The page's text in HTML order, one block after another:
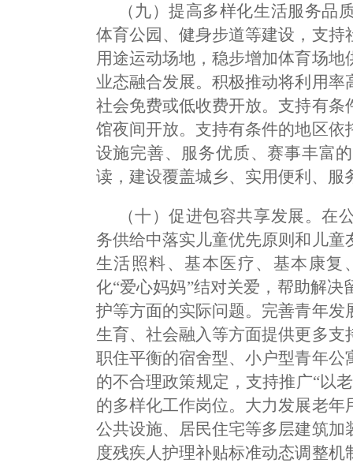
（九）提高多样化生活服务品
体育公园、健身步道等建设，支
用途运动场地，稳步增加体育场
业态融合发展。积极推动将利用
社会免费或低收费开放。支持有
馆夜间开放。支持有条件的地区
设施完善、服务优质、赛事丰富
读，建设覆盖城乡、实用便利、服
（十）促进包容共享发展。在
务供给中落实儿童优先原则和儿
生活照料、基本医疗、基本康
化“爱心妈妈”结对关爱，帮助解
护等方面的实际问题。完善青年
生育、社会融入等方面提供更多
职住平衡的宿舍型、小户型青年
的不合理政策规定，支持推广“以
的多样化工作岗位。大力发展老
公共设施、居民住宅等多层建筑
度残疾人护理补贴标准动态调整